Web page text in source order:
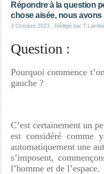
Répondre à la question
chose aisée, nous avons
3 Octobre 2023 , Rédigé par
Question :
Pourquoi commence
gauche ?
C’est certainement un
est considéré comme
automatiquement une
s’imposent,
l’homme et de l’espace.